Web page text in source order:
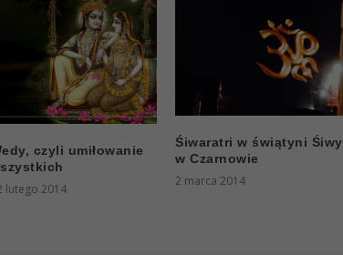
czyli umiłowanie
lutego 2014
Śiwaratri w świątyni Śiwy
w Czarnowie
2 marca 2014